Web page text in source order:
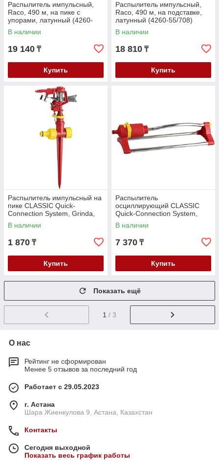
Распылитель импульсный,
Raco, 490 м, на пике с
упорами, латунный (4260-
55/704C)
В наличии
19 140 ₸
Купить
Распылитель импульсный,
Raco, 490 м, на подставке,
латунный (4260-55/708)
В наличии
18 810 ₸
Купить
Распылитель импульсный на
пике CLASSIC Quick-
Connection System, Grinda,
пластиковый (8-427665_z01)
В наличии
1 870 ₸
Купить
Распылитель
осциллирующий CLASSIC
Quick-Connection System,
Grinda, пластиковый, 15
сопел (8-427683_z01)
В наличии
7 370 ₸
Купить
Показать ещё
1 / 3
О нас
Рейтинг не сформирован
Менее 5 отзывов за последний год
Работает с 29.05.2023
г. Астана
Шара Жиенкулова 9, Астана, Казахстан
Контакты
Сегодня выходной
Показать весь график работы